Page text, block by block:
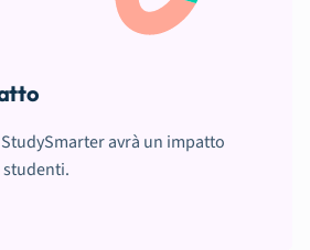
avrà un impatto